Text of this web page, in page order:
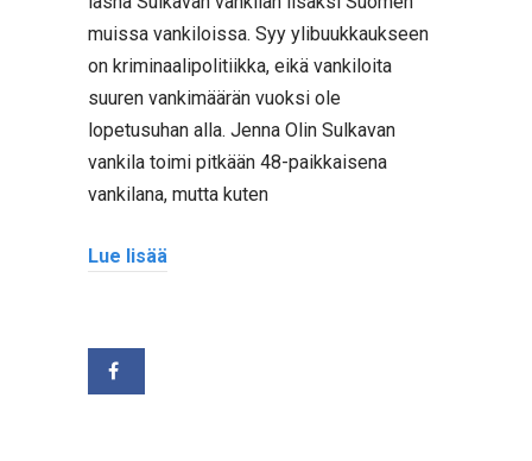
muissa vankiloissa. Syy ylibuukkaukseen
on kriminaalipolitiikka, eikä vankiloita
suuren vankimäärän vuoksi ole
lopetusuhan alla. Jenna Olin Sulkavan
vankila toimi pitkään 48-paikkaisena
vankilana, mutta kuten
Lue lisää